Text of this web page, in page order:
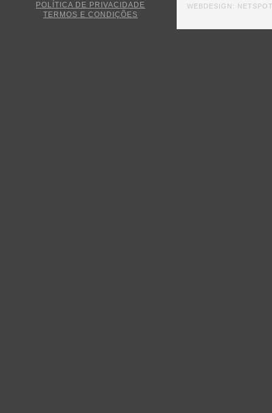
POLÍTICA DE PRIVACIDADE
TERMOS E CONDIÇÕES
WEBDESIGN: